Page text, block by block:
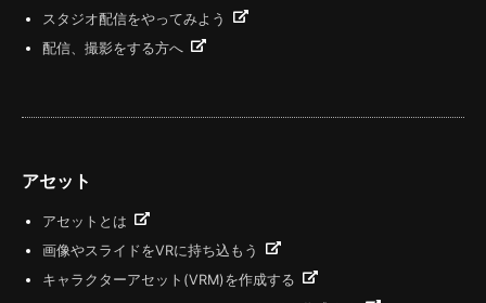
スタジオ配信をやってみよう
配信、撮影をする方へ
アセット
アセットとは
画像やスライドをVRに持ち込もう
キャラクターアセット(VRM)を作成する